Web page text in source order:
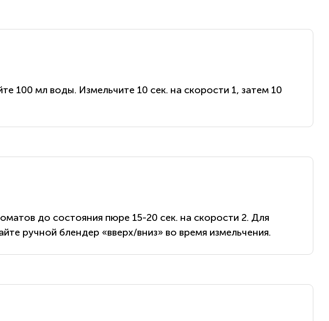
100 мл воды. Измельчите 10 сек. на скорости 1, затем 10
до состояния пюре 15-20 сек. на скорости 2. Для
ручной блендер «вверх/вниз» во время измельчения.